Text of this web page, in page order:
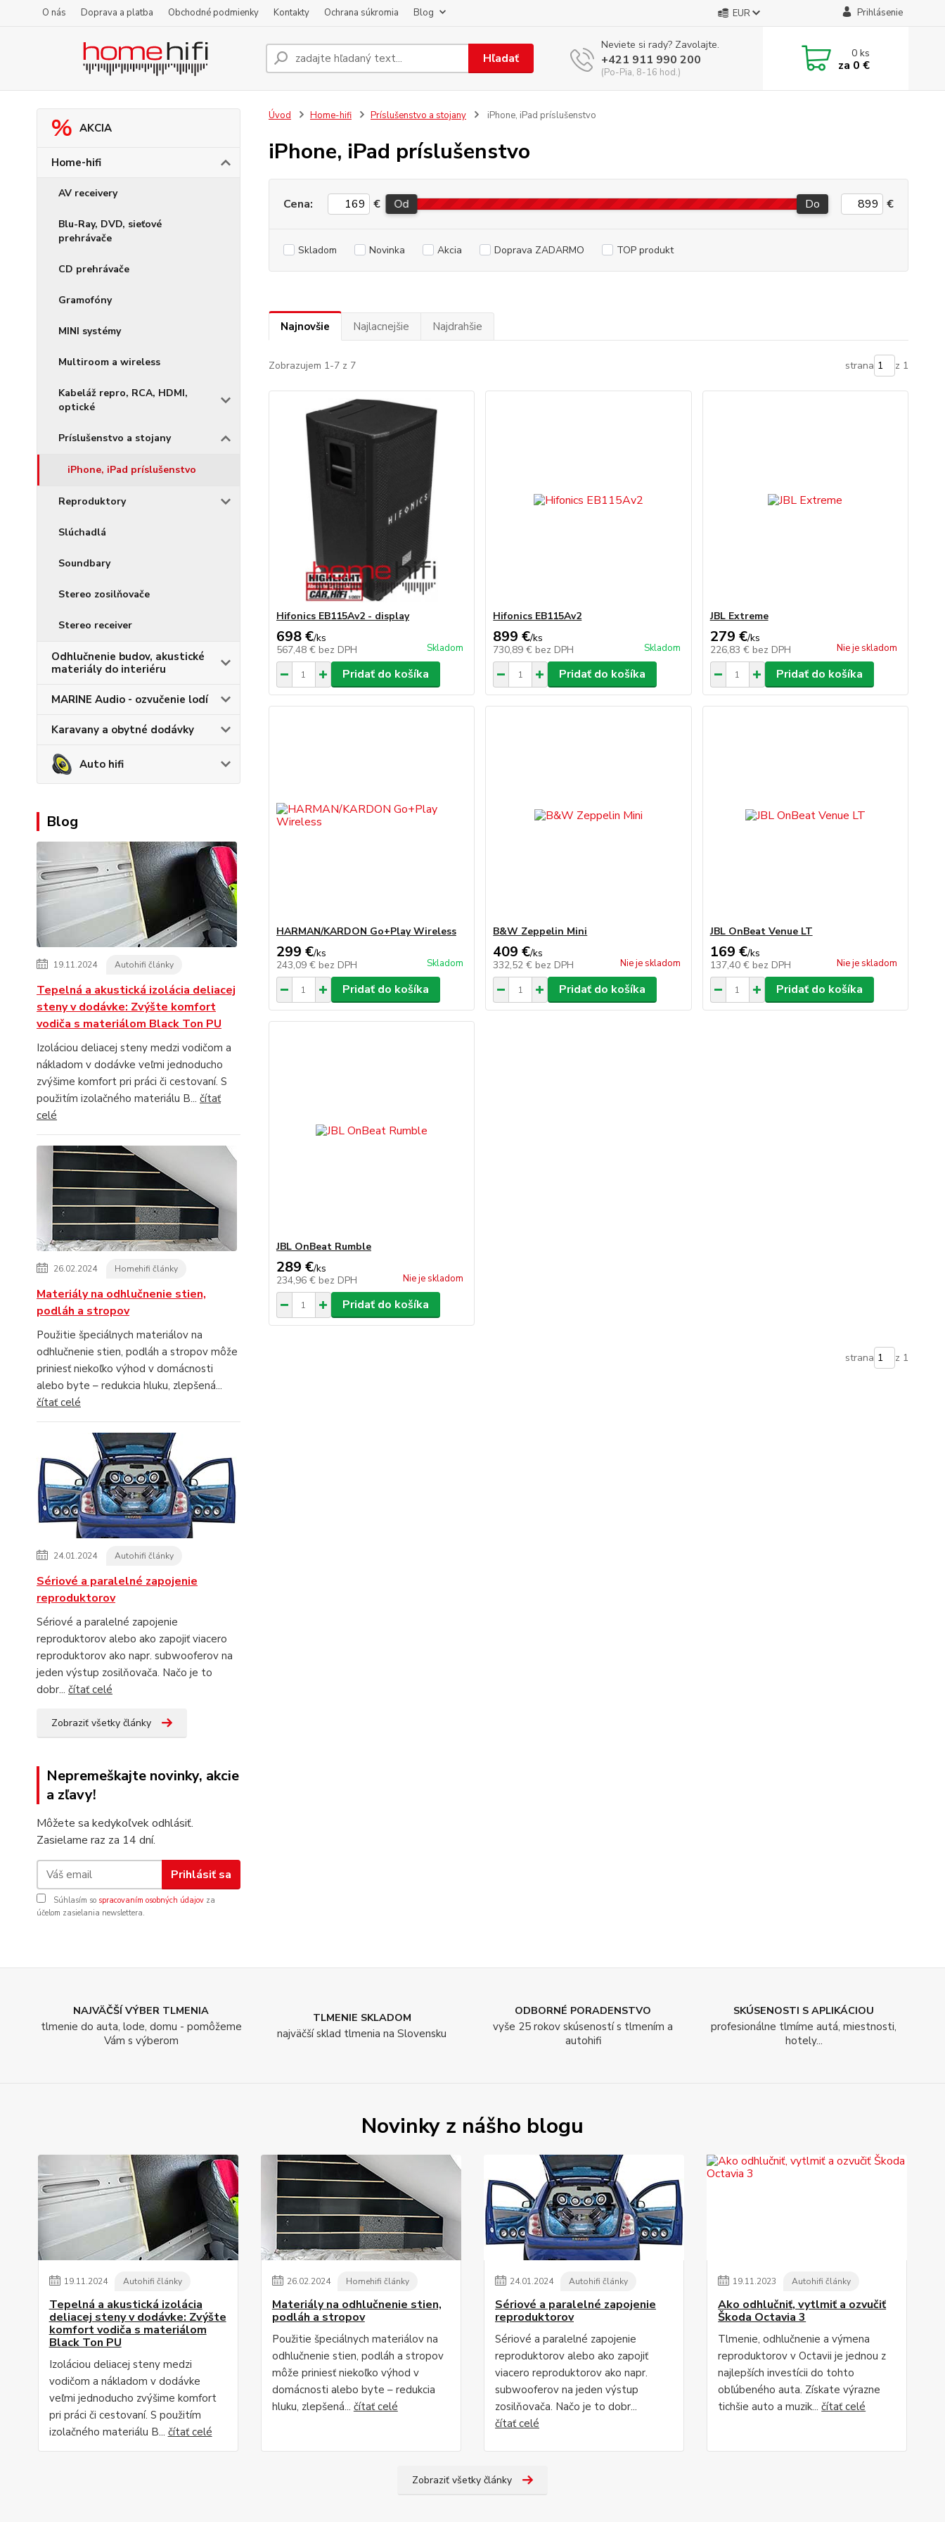
O nás Doprava a platba Obchodné podmienky Kontakty Ochrana súkromia Blog EUR Prihlásenie
Hľadať
Neviete si rady? Zavolajte.
+421 911 990 200
(Po-Pia, 8-16 hod.)
0ks
za 0 €
AKCIA
Home-hifi
AV receivery
Blu-Ray, DVD, sieťové
prehrávače
CD prehrávače
Gramofóny
MINI systémy
Multiroom a wireless
Kabeláž repro, RCA, HDMI,
optické
Príslušenstvo a stojany
iPhone, iPad príslušenstvo
Reproduktory
Slúchadlá
Soundbary
Stereo zosilňovače
Stereo receiver
Odhlučnenie budov, akustické
materiály do interiéru
MARINE Audio - ozvučenie lodí
Karavany a obytné dodávky
Auto hifi
Blog
19.11.2024 Autohifi články
Tepelná a akustická izolácia deliacej
steny v dodávke: Zvýšte komfort
vodiča s materiálom Black Ton PU
Izoláciou deliacej steny medzi vodičom a
nákladom v dodávke veľmi jednoducho
zvýšime komfort pri práci či cestovaní. S
použitím izolačného materiálu B... čítať
celé
26.02.2024 Homehifi články
Materiály na odhlučnenie stien,
podláh a stropov
Použitie špeciálnych materiálov na
odhlučnenie stien, podláh a stropov môže
priniesť niekoľko výhod v domácnosti
alebo byte – redukcia hluku, zlepšená...
čítať celé
24.01.2024 Autohifi články
Sériové a paralelné zapojenie
reproduktorov
Sériové a paralelné zapojenie
reproduktorov alebo ako zapojiť viacero
reproduktorov ako napr. subwooferov na
jeden výstup zosilňovača. Načo je to
dobr... čítať celé
Zobraziť všetky články
Nepremeškajte novinky, akcie
a zľavy!
Môžete sa kedykoľvek odhlásiť.
Zasielame raz za 14 dní.
Prihlásiť sa
Súhlasím so spracovaním osobných údajov za
účelom zasielania newslettera.
Úvod Home-hifi Príslušenstvo a stojany iPhone, iPad príslušenstvo
iPhone, iPad príslušenstvo
Cena: € Od Do €
Skladom Novinka Akcia Doprava ZADARMO TOP produkt
Najnovšie Najlacnejšie Najdrahšie
Zobrazujem 1-7 z 7 strana z 1
Hifonics EB115Av2 - display
698 €/ks
567,48 € bez DPH Skladom
Pridať do košíka
Hifonics EB115Av2
899 €/ks
730,89 € bez DPH Skladom
Pridať do košíka
JBL Extreme
279 €/ks
226,83 € bez DPH Nie je skladom
Pridať do košíka
HARMAN/KARDON Go+Play Wireless
299 €/ks
243,09 € bez DPH Skladom
Pridať do košíka
B&W Zeppelin Mini
409 €/ks
332,52 € bez DPH Nie je skladom
Pridať do košíka
JBL OnBeat Venue LT
169 €/ks
137,40 € bez DPH Nie je skladom
Pridať do košíka
JBL OnBeat Rumble
289 €/ks
234,96 € bez DPH Nie je skladom
Pridať do košíka
strana z 1
NAJVÄČŠÍ VÝBER TLMENIA
tlmenie do auta, lode, domu - pomôžeme
Vám s výberom
TLMENIE SKLADOM
najväčší sklad tlmenia na Slovensku
ODBORNÉ PORADENSTVO
vyše 25 rokov skúseností s tlmením a
autohifi
SKÚSENOSTI S APLIKÁCIOU
profesionálne tlmíme autá, miestnosti,
hotely...
Novinky z nášho blogu
19.11.2024 Autohifi články
Tepelná a akustická izolácia
deliacej steny v dodávke: Zvýšte
komfort vodiča s materiálom
Black Ton PU
Izoláciou deliacej steny medzi
vodičom a nákladom v dodávke
veľmi jednoducho zvýšime komfort
pri práci či cestovaní. S použitím
izolačného materiálu B... čítať celé
26.02.2024 Homehifi články
Materiály na odhlučnenie stien,
podláh a stropov
Použitie špeciálnych materiálov na
odhlučnenie stien, podláh a stropov
môže priniesť niekoľko výhod v
domácnosti alebo byte – redukcia
hluku, zlepšená... čítať celé
24.01.2024 Autohifi články
Sériové a paralelné zapojenie
reproduktorov
Sériové a paralelné zapojenie
reproduktorov alebo ako zapojiť
viacero reproduktorov ako napr.
subwooferov na jeden výstup
zosilňovača. Načo je to dobr...
čítať celé
19.11.2023 Autohifi články
Ako odhlučniť, vytlmiť a ozvučiť
Škoda Octavia 3
Tlmenie, odhlučnenie a výmena
reproduktorov v Octavii je jednou z
najlepších investícii do tohto
obľúbeného auta. Získate výrazne
tichšie auto a muzik...čítať celé
Zobraziť všetky články